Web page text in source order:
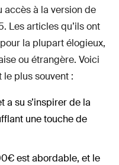
accès à la version de
Les articles qu’ils ont
la plupart élogieux,
ou étrangère. Voici
plus souvent :
a su s’inspirer de la
une touche de
est abordable, et le